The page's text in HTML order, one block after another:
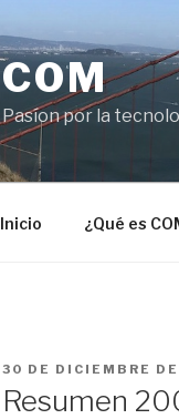
COM
Pasíon por la
Inicio ¿Qué es
PUBLICADO
30 DE DICIEMBRE
Resumen